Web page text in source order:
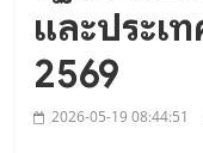
และประเ
2569
2026-05-19 08:44:51